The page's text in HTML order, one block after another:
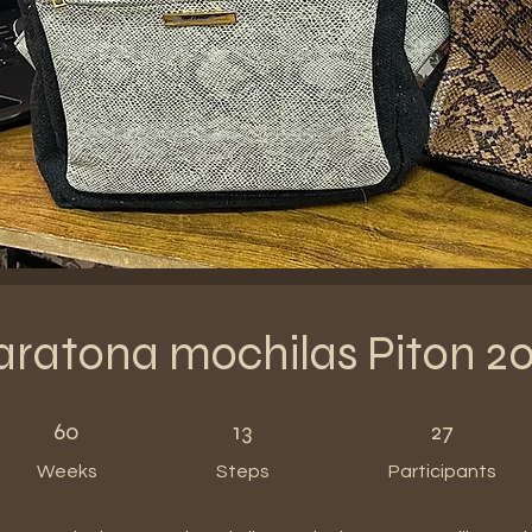
mochilas Piton
60
Weeks
60 Weeks 13
Steps
27
Participants